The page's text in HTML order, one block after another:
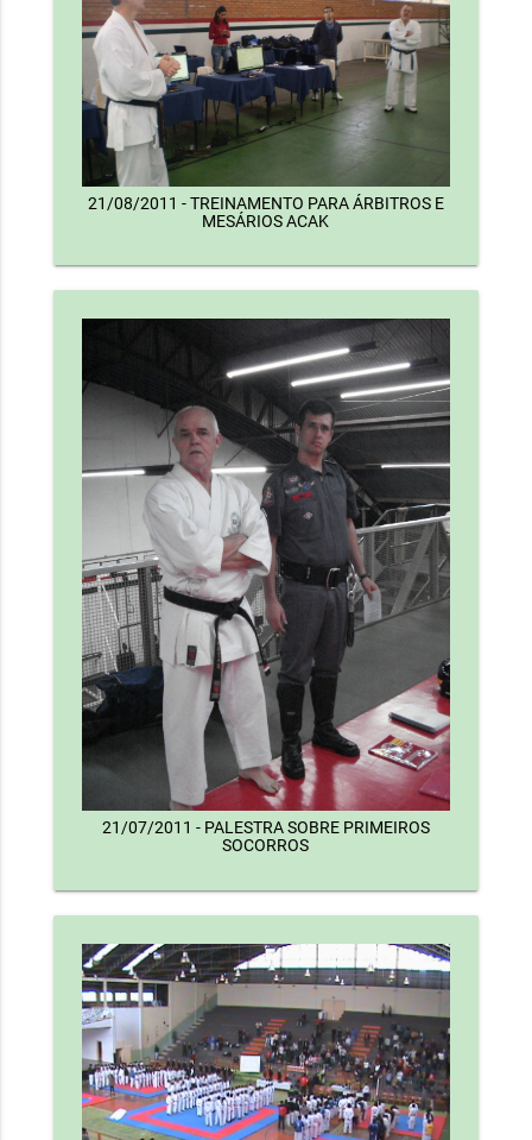
21/08/2011 - TREINAMENTO PARA ÁRBITROS E
MESÁRIOS ACAK
21/07/2011 - PALESTRA SOBRE PRIMEIROS
SOCORROS